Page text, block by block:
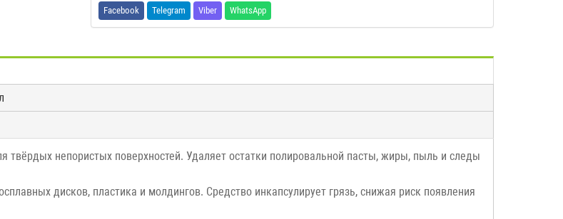
Facebook Telegram Viber WhatsApp
твёрдых непористых поверхностей. Удаляет остатки полировальной пасты, жиры, пыль и следы
дисков, пластика и молдингов. Средство инкапсулирует грязь, снижая риск появления